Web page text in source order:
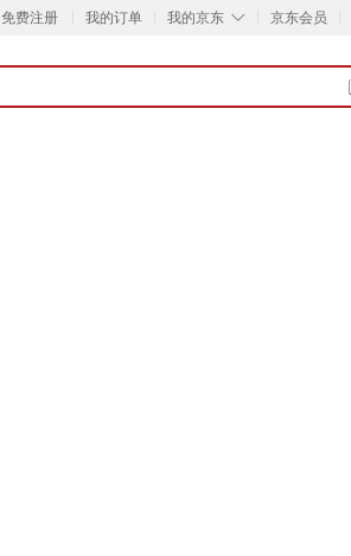
免费注册 我的订单 ◇
我的京东 京东会员